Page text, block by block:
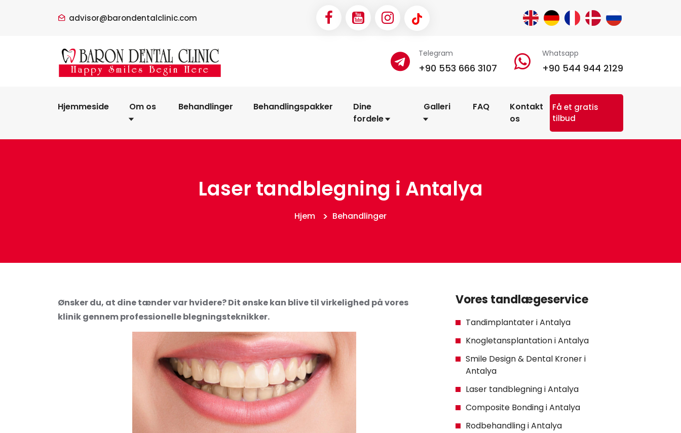
advisor@barondentalclinic.com
Telegram
+90 553 666 3107
Whatsapp
+90 544 944 2129
Hjemmeside Om os Behandlinger Behandlingspakker
Dine
fordele
Galleri FAQ
Kontakt
os
Få et gratis
tilbud
Laser tandblegning i Antalya
Hjem Behandlinger
Ønsker du, at dine tænder var hvidere? Dit ønske kan blive til virkelighed på vores
klinik gennem professionelle blegningsteknikker.
Vores tandlægeservice
Tandimplantater i Antalya
Knogletansplantation i Antalya
Smile Design & Dental Kroner i
Antalya
Laser tandblegning i Antalya
Composite Bonding i Antalya
Rodbehandling i Antalya